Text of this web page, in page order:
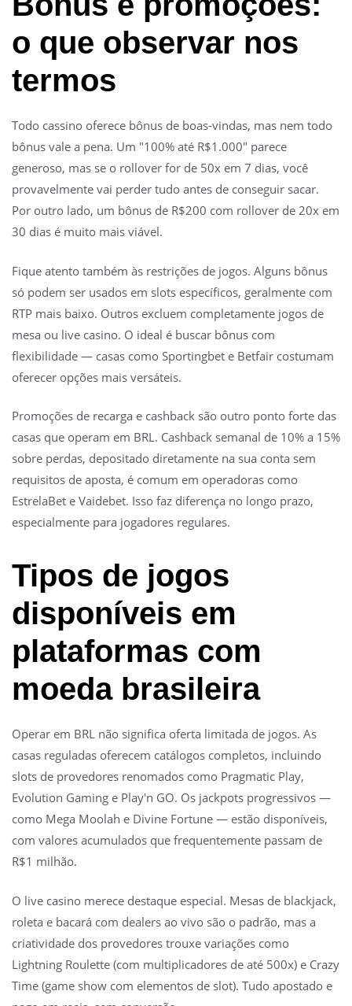
o que observar nos
termos
Todo cassino oferece bônus de boas-vindas, mas nem todo
bônus vale a pena. Um "100% até R$1.000" parece
generoso, mas se o rollover for de 50x em 7 dias, você
provavelmente vai perder tudo antes de conseguir sacar.
Por outro lado, um bônus de R$200 com rollover de 20x em
30 dias é muito mais viável.
Fique atento também às restrições de jogos. Alguns bônus
só podem ser usados em slots específicos, geralmente com
RTP mais baixo. Outros excluem completamente jogos de
mesa ou live casino. O ideal é buscar bônus com
flexibilidade — casas como Sportingbet e Betfair costumam
oferecer opções mais versáteis.
Promoções de recarga e cashback são outro ponto forte das
casas que operam em BRL. Cashback semanal de 10% a 15%
sobre perdas, depositado diretamente na sua conta sem
requisitos de aposta, é comum em operadoras como
EstrelaBet e Vaidebet. Isso faz diferença no longo prazo,
especialmente para jogadores regulares.
Tipos de jogos
disponíveis em
plataformas com
moeda brasileira
Operar em BRL não significa oferta limitada de jogos. As
casas reguladas oferecem catálogos completos, incluindo
slots de provedores renomados como Pragmatic Play,
Evolution Gaming e Play'n GO. Os jackpots progressivos —
como Mega Moolah e Divine Fortune — estão disponíveis,
com valores acumulados que frequentemente passam de
R$1 milhão.
O live casino merece destaque especial. Mesas de blackjack,
roleta e bacará com dealers ao vivo são o padrão, mas a
criatividade dos provedores trouxe variações como
Lightning Roulette (com multiplicadores de até 500x) e Crazy
Time (game show com elementos de slot). Tudo apostado e